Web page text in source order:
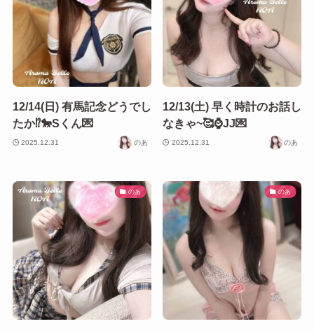
12/14(日) 有馬記念どうでし
たか⁉️🐎Sくん💌
2025.12.31 のあ
12/13(土) 早く時計のお話し
なきゃ~🥰⌚️JJ💌
2025.12.31 のあ
のあ のあ